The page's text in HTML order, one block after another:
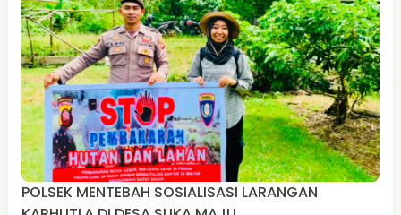
‎POLSEK MENTEBAH SOSIALISASI LARANGAN